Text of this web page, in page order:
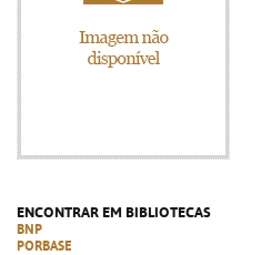
ENCONTRAR EM BIBLIOTECAS
BNP
PORBASE